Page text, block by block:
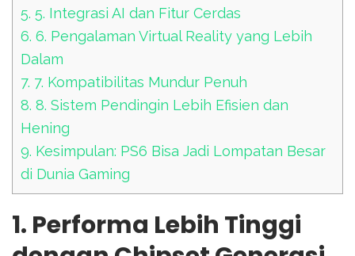
5. 5. Integrasi AI dan Fitur Cerdas
6. 6. Pengalaman Virtual Reality yang Lebih
Dalam
7. 7. Kompatibilitas Mundur Penuh
8. 8. Sistem Pendingin Lebih Efisien dan
Hening
9. Kesimpulan: PS6 Bisa Jadi Lompatan Besar
di Dunia Gaming
1. Performa Lebih Tinggi